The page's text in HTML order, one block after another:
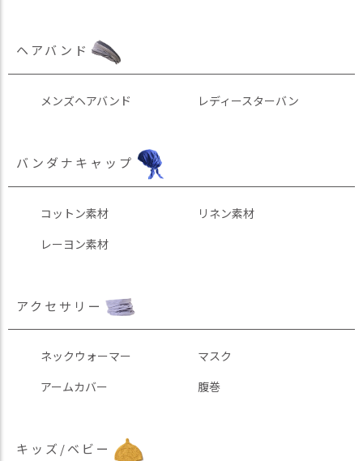
ヘアバンド
メンズヘアバンド レディースターバン
バンダナキャップ
コットン素材
リネン素材
レーヨン素材
アクセサリー
ネックウォーマー
マスク
アームカバー
腹巻
キッズ/ベビー